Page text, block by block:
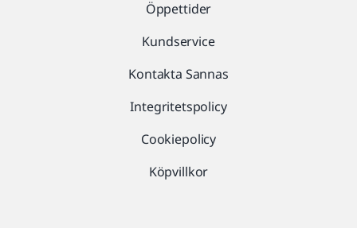
Öppettider
Kundservice
Kontakta Sannas
Integritetspolicy
Cookiepolicy
Köpvillkor